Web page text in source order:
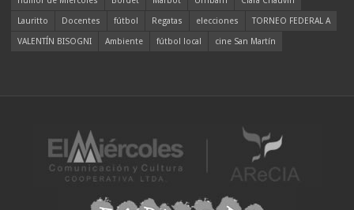
Lauritto
Docentes fútbol Regatas elecciones
TORNEO FEDERAL A
VALENTÍN BISOGNI
Ambiente fútbol local cine San Martín